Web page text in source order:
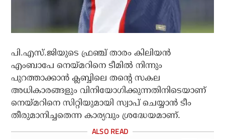
പി.എസ്.ജിയുടെ ഫ്രഞ്ച് താരം കിലിയന്‍
എംബാപേ നെയ്മറിനെ ടീമില്‍ നിന്നും
പുറത്താക്കാന്‍ ക്ലബ്ബിലെ തന്റെ സകല
അധികാരങ്ങളും വിനിയോഗിക്കുന്നതിനിടെയാണ്
നെയ്മറിനെ സിറ്റിയുമായി സ്വാപ് ചെയ്യാന്‍ ടീം
തീരുമാനിച്ചതെന്ന കാര്യവും ശ്രദ്ധേയമാണ്.